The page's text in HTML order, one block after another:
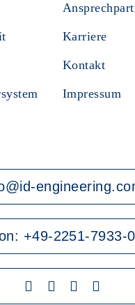
Karriere
Kontakt
Impressum
+49-2251-7933-0